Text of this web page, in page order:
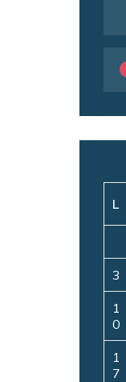
L
3
1
0
1
7